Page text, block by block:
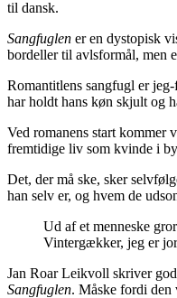
til dansk.
Sangfuglen er en dystopisk
bordeller til avlsformål, men
Romantitlens sangfugl er
har holdt hans køn skjult og
Ved romanens start kommer
fremtidige liv som kvinde i
Det, der må ske, sker
han selv er, og hvem de
Ud af et menneske
Vintergækker, jeg er
Jan Roar Leikvoll skriver
Sangfuglen. Måske fordi